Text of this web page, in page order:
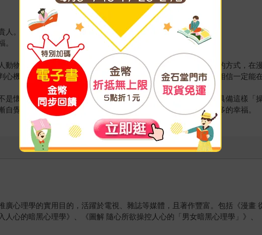
。
。
物的心理現象、精神功能和行為的科學領域。本書以簡單易懂的方式，在
機、職場人際關係、戀愛中的兩性相處，或是個人生涯規劃，相信一定能
是懷著惡意操控他人。而是希望閱讀本書的讀者，能夠了解自己具備這樣「
覺擁有的「力量」而成長，展開豐富充實的人生，獲得更多更多的幸福。
廣心理學的實用目的，活躍於電視、雜誌等媒體，且著作豐富。包括《漫畫
心的暗黑心理學》、《圖解 隨心所欲操控人心的「男女暗黑心理學」》、